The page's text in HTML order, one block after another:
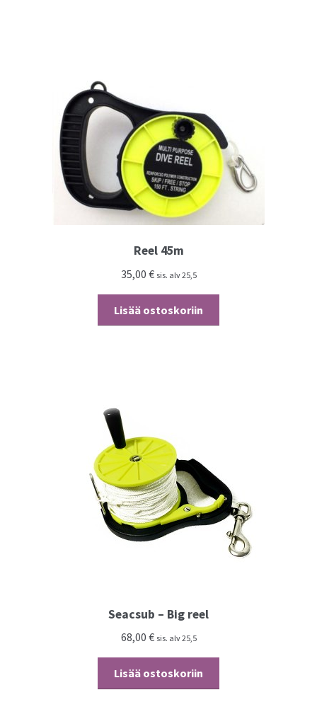
Reel 45m
35,00 € sis. alv 25,5
Lisää ostoskoriin
Seacsub – Big reel
68,00 € sis. alv 25,5
Lisää ostoskoriin